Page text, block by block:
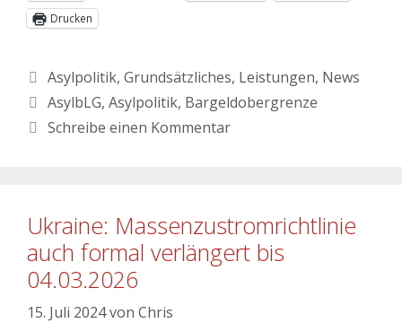
Drucken
Asylpolitik, Grundsätzliches, Leistungen, News
AsylbLG, Asylpolitik, Bargeldobergrenze
Schreibe einen Kommentar
Ukraine: Massenzustromrichtlinie
auch formal verlängert bis
04.03.2026
15. Juli 2024von Chris